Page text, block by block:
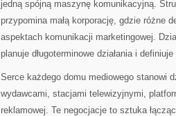
jedną spójną maszynę komunikacyjną.
przypomina małą korporację, gdzie różne
aspektach komunikacji marketingowej.
planuje długoterminowe działania i
Serce każdego domu mediowego stanowi
wydawcami, stacjami telewizyjnymi,
reklamowej. Te negocjacje to sztuka